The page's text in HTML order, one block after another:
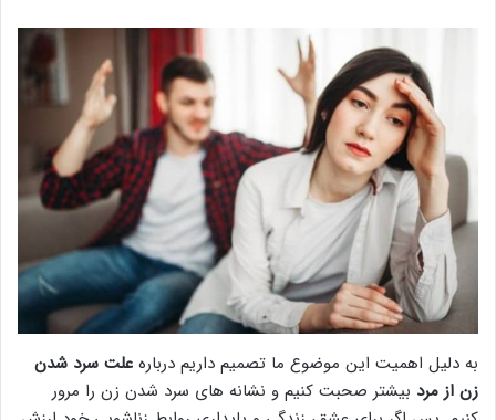
به دلیل اهمیت این موضوع ما تصمیم داریم درباره علت سرد شدن
زن از مرد بیشتر صحبت کنیم و نشانه‌ های سرد شدن زن را مرور